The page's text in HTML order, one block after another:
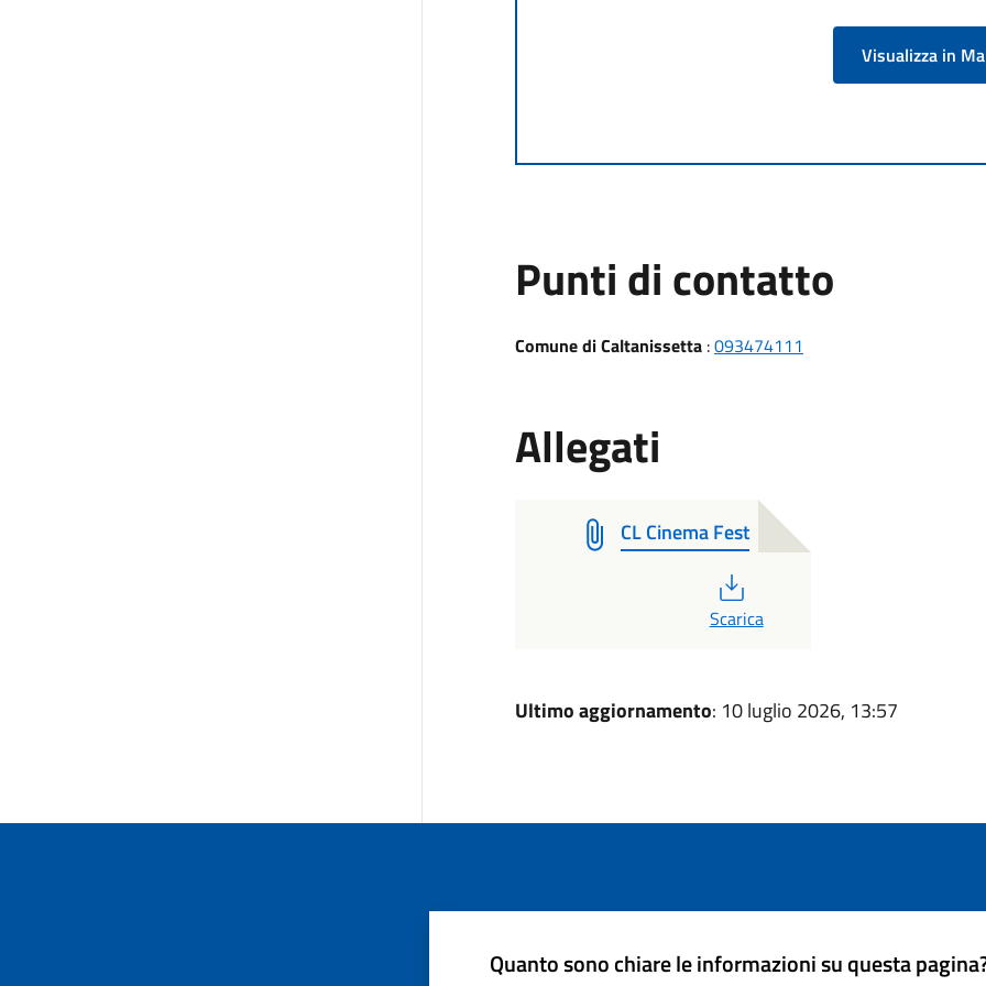
Visualizza in
Punti di contatto
Comune di Caltanissetta:093474111
Allegati
CL Cinema Fest
Scarica
Ultimo aggiornamento: 10 luglio 2026, 13:57
Quanto sono chiare le informazioni su questa